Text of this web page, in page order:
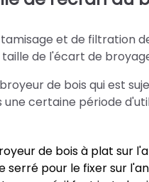
et de filtration
de l'écart de
de bois qui est
certaine période
de bois à plat sur
serré pour le fixer sur